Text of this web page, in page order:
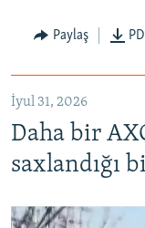
Paylaş
İyul 31, 2026
Daha bir
saxlandığı